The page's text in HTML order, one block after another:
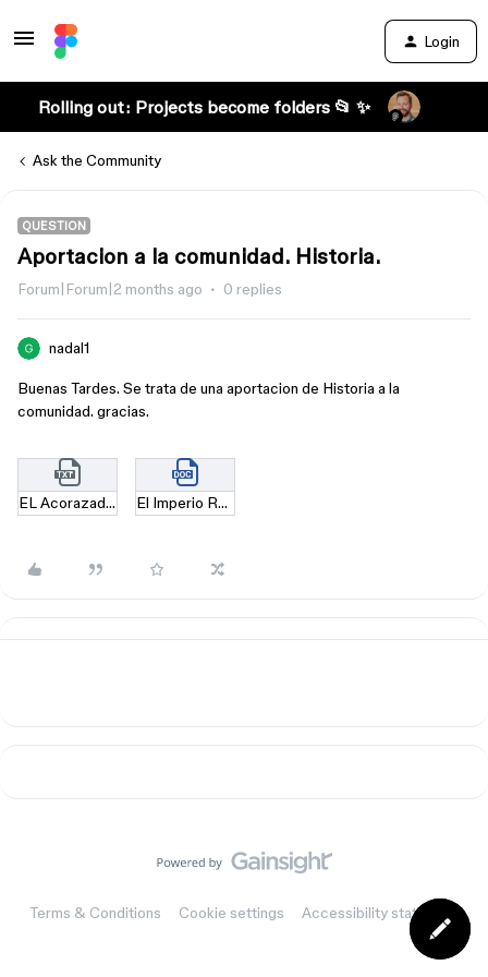
Login
Rolling out: Projects become folders 📂 ✨
Ask the Community
QUESTION
Aportacion a la comunidad. Historia.
Forum|Forum|2 months ago 0 replies
nadal1
Buenas Tardes. Se trata de una aportacion de Historia a la
comunidad. gracias.
EL Acorazado Mein..txt El Imperio Romano.docx
Terms & Conditions Cookie settings Accessibility statement